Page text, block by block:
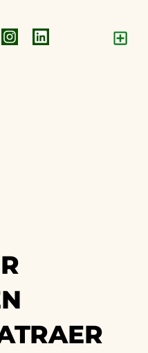
Business